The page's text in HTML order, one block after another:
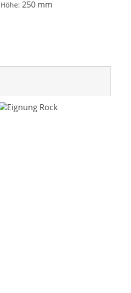
Höhe: 250 mm